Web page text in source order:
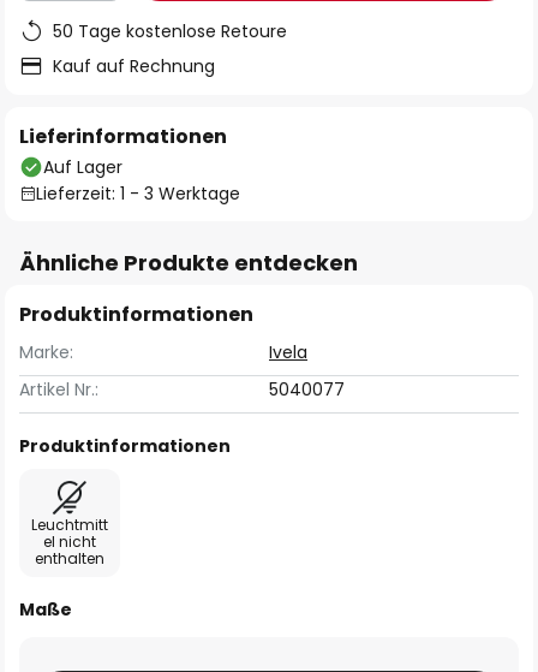
50 Tage kostenlose Retoure
Kauf auf Rechnung
Lieferinformationen
Auf Lager
Lieferzeit: 1 - 3 Werktage
Ähnliche Produkte entdecken
Produktinformationen
Marke:
Ivela
Artikel Nr.:
5040077
Produktinformationen
Leuchtmitt
el nicht
enthalten
Maße